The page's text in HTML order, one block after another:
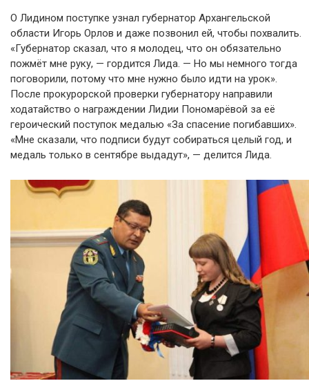
О Лидином поступке узнал губернатор Архангельской
области Игорь Орлов и даже позвонил ей, чтобы похвалить.
«Губернатор сказал, что я молодец, что он обязательно
пожмёт мне руку, — гордится Лида. — Но мы немного тогда
поговорили, потому что мне нужно было идти на урок».
После прокурорской проверки губернатору направили
ходатайство о награждении Лидии Пономарёвой за её
героический поступок медалью «За спасение погибавших».
«Мне сказали, что подписи будут собираться целый год, и
медаль только в сентябре выдадут», — делится Лида.